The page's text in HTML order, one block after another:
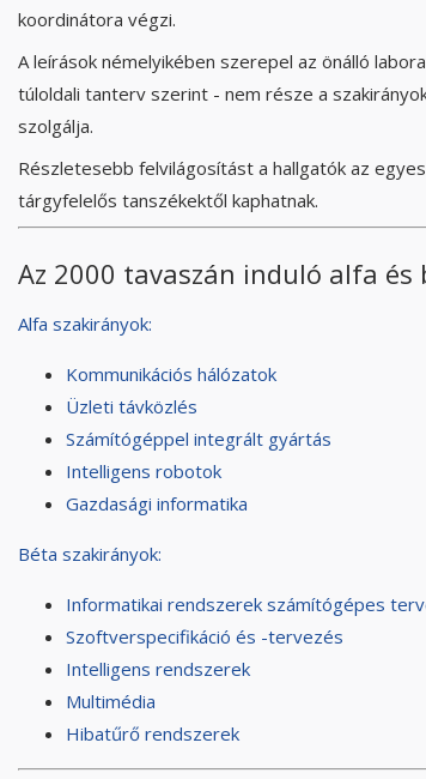
koordinátora végzi.
A leírások némelyikében szerepel az önálló
túloldali tanterv szerint - nem része a
szolgálja.
Részletesebb felvilágosítást a hallgatók az
tárgyfelelős tanszékektől kaphatnak.
Az 2000 tavaszán induló alfa és
Alfa szakirányok:
Kommunikációs hálózatok
Üzleti távközlés
Számítógéppel integrált gyártás
Intelligens robotok
Gazdasági informatika
Béta szakirányok:
Informatikai rendszerek számítógépes
Szoftverspecifikáció és -tervezés
Intelligens rendszerek
Multimédia
Hibatűrő rendszerek